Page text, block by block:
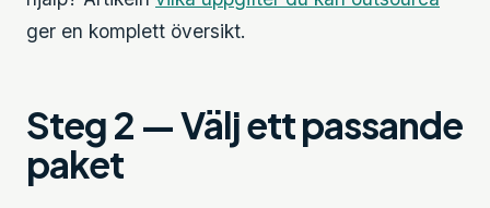
ger en komplett översikt.
Steg 2 — Välj ett passande
paket